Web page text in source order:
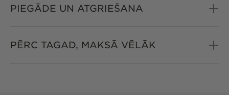
PIEGĀDE UN ATGRIEŠANA
PĒRC TAGAD, MAKSĀ VĒLĀK